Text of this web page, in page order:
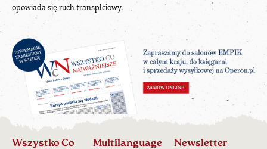
opowiada się ruch transpłciowy.
Wszystko Co
Multilanguage Newsletter